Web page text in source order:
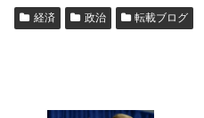
経済 政治 転載ブログ